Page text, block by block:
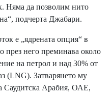
Няма да позволим нито
подчерта Джабари.
е „ядрената опция“ в
през него преминава около
на петрол и над 30% от
(LNG). Затварянето му
Саудитска Арабия, ОАЕ,